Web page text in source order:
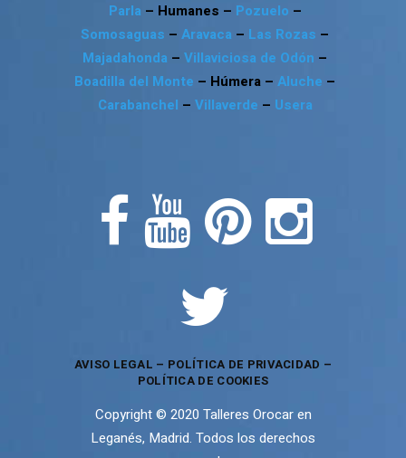
Parla – Humanes – Pozuelo –
Somosaguas – Aravaca – Las Rozas –
Majadahonda – Villaviciosa de Odón –
Boadilla del Monte – Húmera – Aluche –
Carabanchel – Villaverde – Usera
AVISO LEGAL – POLÍTICA DE PRIVACIDAD –
POLÍTICA DE COOKIES
Copyright © 2020 Talleres Orocar en
Leganés, Madrid. Todos los derechos